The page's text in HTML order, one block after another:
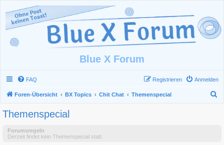
Blue X Forum
FAQ Anmelden
Registrieren
Foren-Übersicht BX Topics Chit Chat Themenspecial
Themenspecial
Forumsregeln
Derzeit findet kein Themenspecial statt.